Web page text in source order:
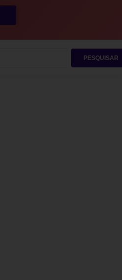
PESQUISAR